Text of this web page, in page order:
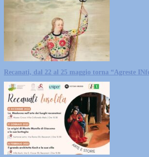
Recanati, dal 22 al 25 maggio torna “Agreste